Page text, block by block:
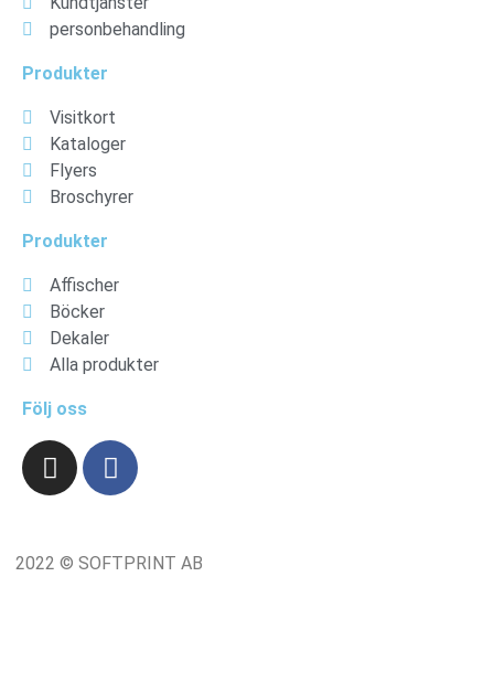
personbehandling
Produkter
Visitkort
Kataloger
Flyers
Broschyrer
Produkter
Affischer
Böcker
Dekaler
Alla produkter
Följ oss
2022 © SOFTPRINT AB